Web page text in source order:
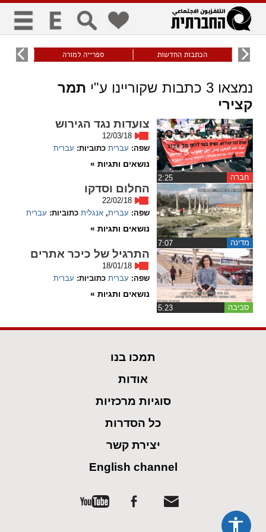
כללי
visibility_off
ביטול הבהובים ניווט מקלדת סימון כותרות
זום
zoom_out
התרחק
גופנים
remove_circle_outline
Decrease font
Increase font
spellcheck
קישורים
קו תחתי לקישורים סימון קישורים
flag
השארת
הכתבות החדשות ספרייה למורה עוני
נמצאו3 כתבות שקוריינו ע"י תמר
קצירי
חברה
צועדות נגד הגירוש
12/03/18
שפה: עברית כתוביות: עברית
נושאים ותגיות »
מדינה
החלום וסדקו
22/02/18
שפה: עברית, אנגלית כתוביות: עברית
נושאים ותגיות »
סביבה
התרגיל של כיכר אתרים
18/01/18
שפה: עברית כתוביות: עברית
נושאים ותגיות »
תמכו בנו
אודות
סוגיות מרכזיות
כל הסדרות
יצירת קשר
English channel